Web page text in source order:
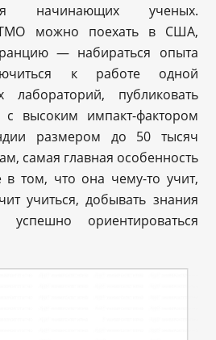
начинающих ученых.
можно поехать в США,
— набираться опыта
к работе одной
лабораторий, публиковать
с высоким импакт-фактором
размером до 50 тысяч
самая главная особенность
том, что она чему-то учит,
учиться, добывать знания
успешно ориентироваться